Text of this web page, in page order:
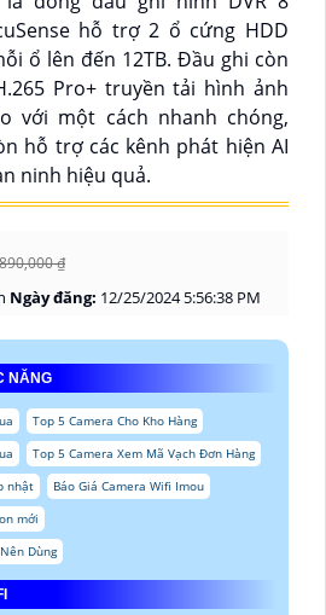
hỗ trợ 2 ổ cứng HDD
ổ lên đến 12TB. Đầu ghi còn
Pro+ truyền tải hình ảnh
với một cách nhanh chóng,
hỗ trợ các kênh phát hiện AI
ninh hiệu quả.
₫
Ngày đăng: 12/25/2024 5:56:38 PM
NĂNG
Top 5 Camera Cho Kho Hàng
Top 5 Camera Xem Mã Vạch Đơn Hàng
nhật
Báo Giá Camera Wifi Imou
mới
Dùng